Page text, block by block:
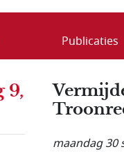
Publicaties
maandag 30
9,